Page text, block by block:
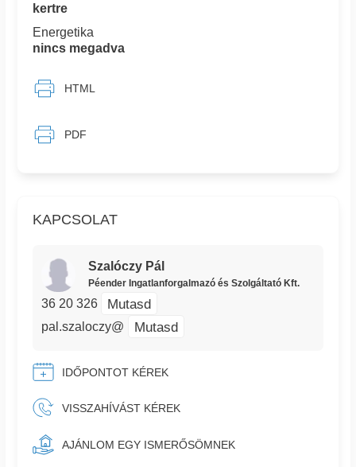
KAPCSOLAT
Szalóczy Pál
Péender Ingatlanforgalmazó és Szolgáltató Kft.
36 20 326 Mutasd
pal.szaloczy@ Mutasd
IDŐPONTOT KÉREK
VISSZAHÍVÁST KÉREK
AJÁNLOM EGY ISMERŐSÖMNEK
kertre
Energetika
nincs megadva
HTML
PDF